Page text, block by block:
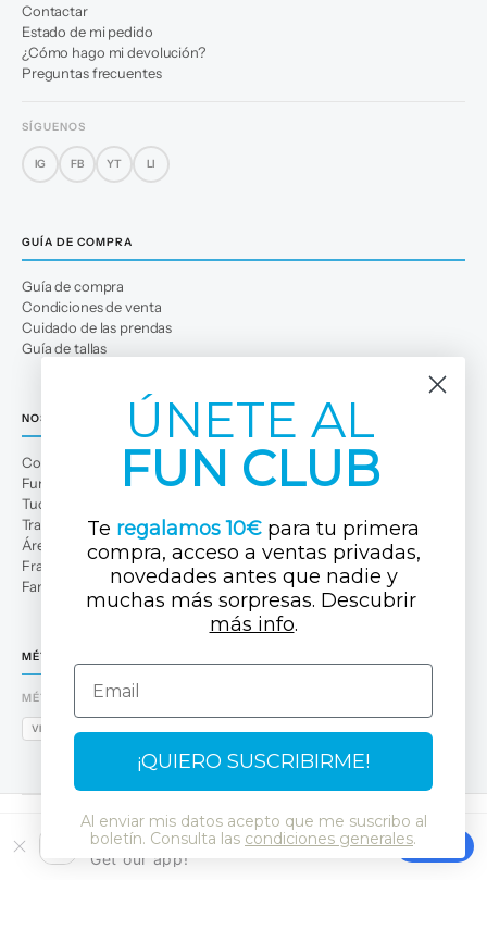
Descarga la APP
Get our app!
Contactar
Estado de mi pedido
¿Cómo hago mi devolución?
Preguntas frecuentes
SÍGUENOS
IG FB YT LI
GUÍA DE COMPRA
Guía de compra
Condiciones de venta
Cuidado de las prendas
Guía de tallas
NOSOTROS
Conócenos
Fun Club
Tuc Tuc Planet
Trabaja con nosotros
Área profesional
Franquicias
Familias numerosas
MÉTODOS DE PAGO
MÉTODOS DE PAGO
VISA
ÚNETE AL
FUN CLUB
Te regalamos 10€ para tu primera
compra, acceso a ventas privadas,
novedades antes que nadie y
muchas más sorpresas. Descubrir ​
más info.
Email
¡QUIERO SUSCRIBIRME!
Al enviar mis datos acepto que me suscribo al
boletín. Consulta las condiciones generales.